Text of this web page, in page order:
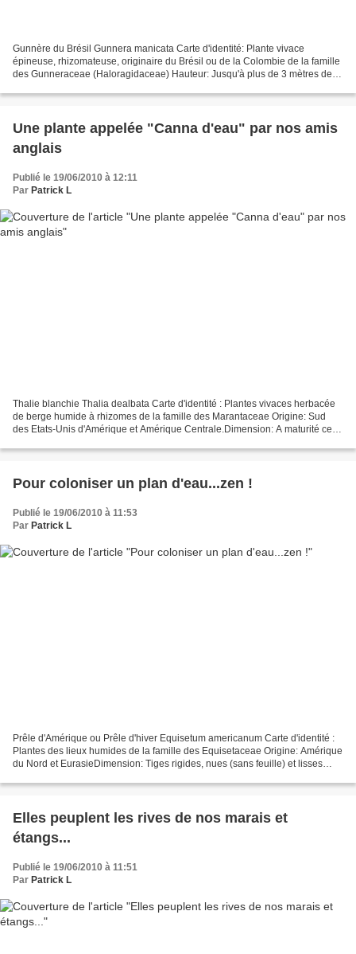
Gunnère du Brésil Gunnera manicata Carte d'identité: Plante vivace
épineuse, rhizomateuse, originaire du Brésil ou de la Colombie de la famille
des Gunneraceae (Haloragidaceae) Hauteur: Jusqu'à plus de 3 mètres de
Une plante appelée "Canna d'eau" par nos amis
anglais
Publié le 19/06/2010 à 12:11
Par Patrick L
Thalie blanchie Thalia dealbata Carte d'identité : Plantes vivaces herbacée
de berge humide à rhizomes de la famille des Marantaceae Origine: Sud
des Etats-Unis d'Amérique et Amérique Centrale.Dimension: A maturité cette
Pour coloniser un plan d'eau...zen !
Publié le 19/06/2010 à 11:53
Par Patrick L
Prêle d'Amérique ou Prêle d'hiver Equisetum americanum Carte d'identité :
Plantes des lieux humides de la famille des Equisetaceae Origine: Amérique
du Nord et EurasieDimension: Tiges rigides, nues (sans feuille) et lisses
Elles peuplent les rives de nos marais et
étangs...
Publié le 19/06/2010 à 11:51
Par Patrick L